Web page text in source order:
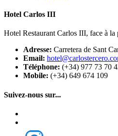
Hotel Carlos III
Hotel Restaurant Carlos III, face à
Adresse: Carretera de Sant
Email:
Téléphone: (+34) 977 73 70
Mobile: (+34) 649 674 109
Suivez-nous sur...